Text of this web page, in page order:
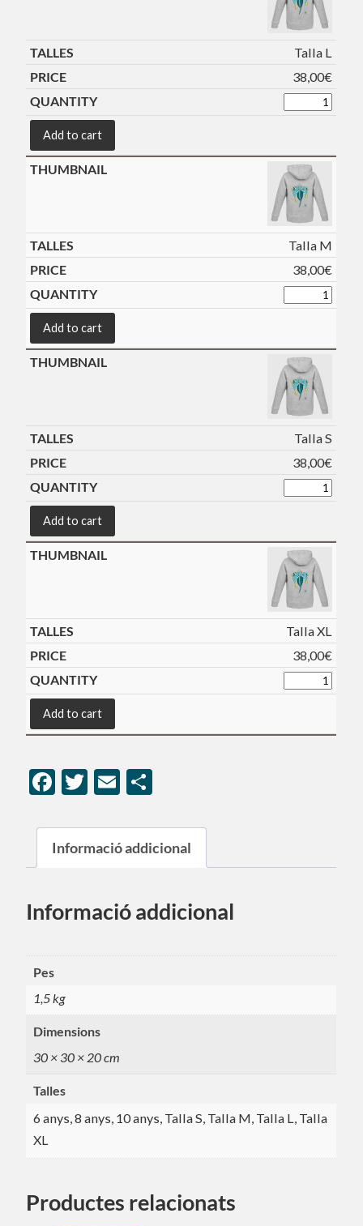
Talla L
38,00€
Add to cart
Talla M
38,00€
Add to cart
Talla S
38,00€
Add to cart
Talla XL
38,00€
Add to cart
Facebook
Twitter
Email
Informació addicional
Informació addicional
Pes
1,5 kg
Dimensions
30 × 30 × 20 cm
Talles
6 anys, 8 anys, 10 anys, Talla S, Talla M, Talla L, Talla
XL
Productes relacionats